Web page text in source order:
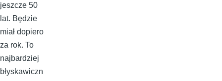
jeszcze 50
lat. Będzie
miał dopiero
za rok. To
najbardziej
błyskawiczn